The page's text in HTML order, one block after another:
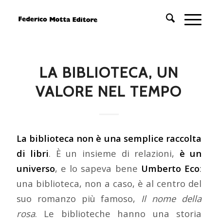
LA BIBLIOTECA, UN
VALORE NEL TEMPO
La biblioteca non è una semplice raccolta
di libri. È un insieme di relazioni, è un
universo, e lo sapeva bene Umberto Eco:
una biblioteca, non a caso, è al centro del
suo romanzo più famoso, Il nome della
rosa. Le biblioteche hanno una storia